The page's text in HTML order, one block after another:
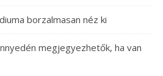
borzalmasan néz ki
megjegyezhetők, ha van